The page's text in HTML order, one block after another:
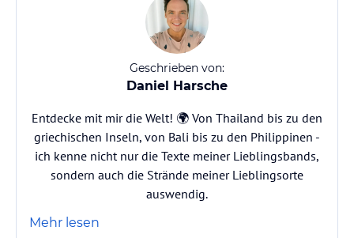
Geschrieben von:
Daniel Harsche
Entdecke mit mir die Welt! 🌍 Von Thailand bis zu den
griechischen Inseln, von Bali bis zu den Philippinen -
ich kenne nicht nur die Texte meiner Lieblingsbands,
sondern auch die Strände meiner Lieblingsorte
auswendig.
Mehr lesen